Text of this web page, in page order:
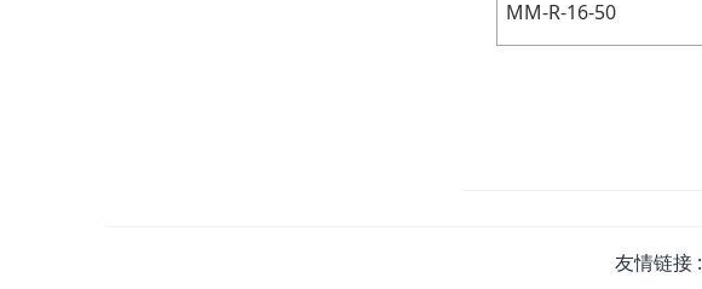
MM-R-16-50
友情链接 :